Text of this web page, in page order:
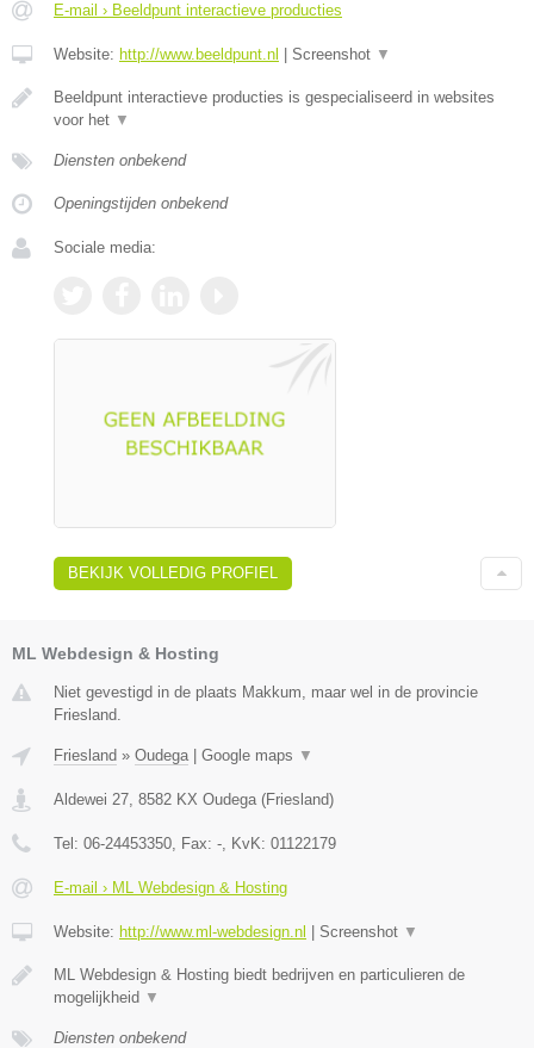
E-mail › Beeldpunt interactieve producties
Website: http://www.beeldpunt.nl Screenshot ▼
Beeldpunt interactieve producties is gespecialiseerd in websites
voor het ▼
Diensten onbekend
Openingstijden onbekend
Sociale media:
BEKIJK VOLLEDIG PROFIEL
ML Webdesign & Hosting
Niet gevestigd in de plaats Makkum, maar wel in de provincie
Friesland.
Friesland » Oudega | Google maps ▼
Aldewei 27 8582 KX Oudega (Friesland)
Tel: 06-24453350 , Fax: - , KvK: 01122179
E-mail › ML Webdesign & Hosting
Website: http://www.ml-webdesign.nl | Screenshot ▼
ML Webdesign & Hosting biedt bedrijven en particulieren de
mogelijkheid ▼
Diensten onbekend